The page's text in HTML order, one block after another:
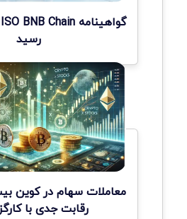
رسید
معاملات سهام در کوین
رقابت جدی با